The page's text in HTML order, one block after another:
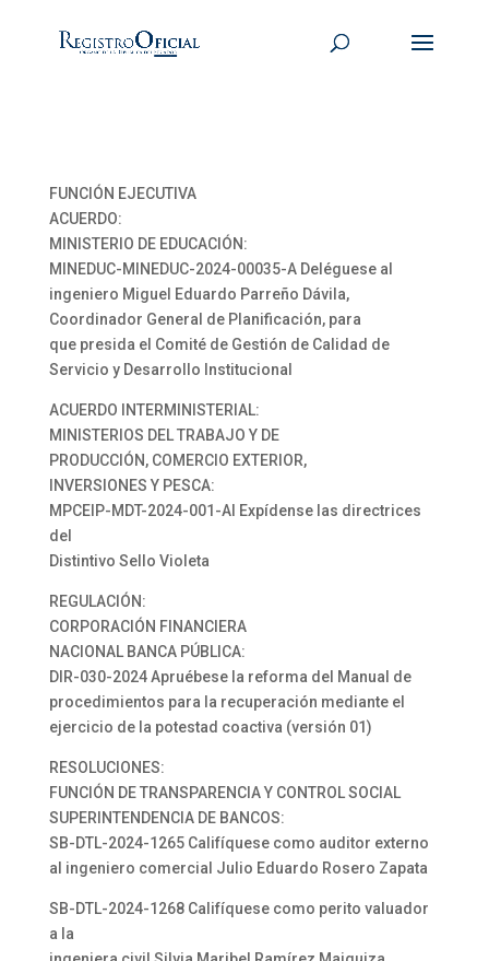
FUNCIÓN EJECUTIVA
ACUERDO:
MINISTERIO DE EDUCACIÓN:
MINEDUC-MINEDUC-2024-00035-A Deléguese al
ingeniero Miguel Eduardo Parreño Dávila,
Coordinador General de Planificación, para
que presida el Comité de Gestión de Calidad de
Servicio y Desarrollo Institucional
ACUERDO INTERMINISTERIAL:
MINISTERIOS DEL TRABAJO Y DE
PRODUCCIÓN, COMERCIO EXTERIOR,
INVERSIONES Y PESCA:
MPCEIP-MDT-2024-001-AI Expídense las directrices
del
Distintivo Sello Violeta
REGULACIÓN:
CORPORACIÓN FINANCIERA
NACIONAL BANCA PÚBLICA:
DIR-030-2024 Apruébese la reforma del Manual de
procedimientos para la recuperación mediante el
ejercicio de la potestad coactiva (versión 01)
RESOLUCIONES:
FUNCIÓN DE TRANSPARENCIA Y CONTROL SOCIAL
SUPERINTENDENCIA DE BANCOS:
SB-DTL-2024-1265 Califíquese como auditor externo
al ingeniero comercial Julio Eduardo Rosero Zapata
SB-DTL-2024-1268 Califíquese como perito valuador
a la